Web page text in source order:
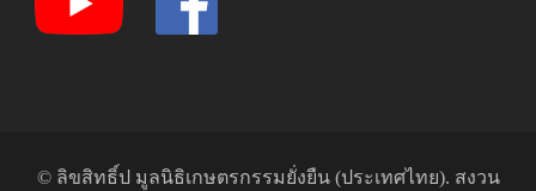
© ลิขสิทธิ์ป มูลนิธิเกษตรกรรมยั่งยืน (ประเทศไทย). สงวน